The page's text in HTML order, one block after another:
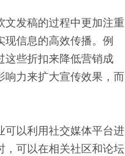
发稿的过程中更加注重
现信息的高效传播。例
这些折扣来降低营销成
力来扩大宣传效果，而
可以利用社交媒体平台进
，可以在相关社区和论坛